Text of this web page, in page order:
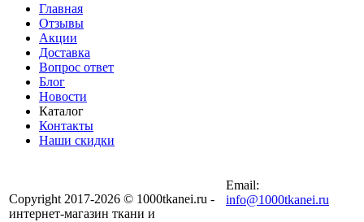
Главная
Отзывы
Акции
Доставка
Вопрос ответ
Блог
Новости
Каталог
Контакты
Наши скидки
Copyright 2017-2026 © 1000tkanei.ru -
интернет-магазин ткани и
Email:
info@1000tkanei.ru